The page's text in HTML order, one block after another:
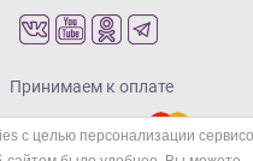
Принимаем к оплате
с целью персонализации